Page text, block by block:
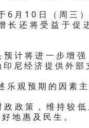
6月10日（周三
长还将受益于促
预计将进一步增
尼经济提供外部
乐观预期的因素
政策，维持较
地惠及民生。